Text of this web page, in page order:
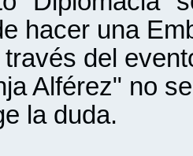
hacer una
del
Alférez" no
la duda.